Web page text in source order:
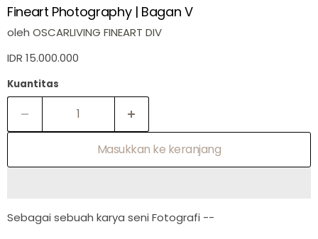
Fineart Photography | Bagan V
oleh OSCARLIVING FINEART DIV
IDR 15.000.000
Kuantitas
Masukkan ke keranjang
Sebagai sebuah karya seni Fotografi --